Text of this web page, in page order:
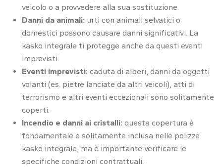
veicolo o a provvedere alla sua sostituzione.
Danni da animali: urti con animali selvatici o
domestici possono causare danni significativi. La
kasko integrale ti protegge anche da questi eventi
imprevisti.
Eventi imprevisti: caduta di alberi, danni da oggetti
volanti (es. pietre lanciate da altri veicoli), atti di
terrorismo e altri eventi eccezionali sono solitamente
coperti.
Incendio e danni ai cristalli: questa copertura è
fondamentale e solitamente inclusa nelle polizze
kasko integrale, ma è importante verificare le
specifiche condizioni contrattuali.